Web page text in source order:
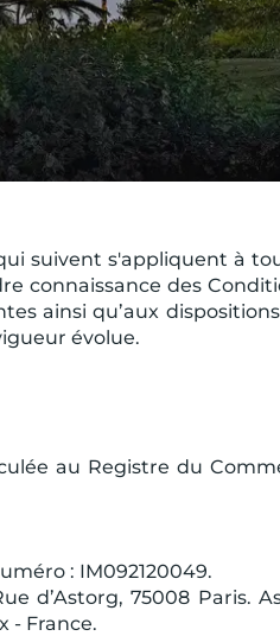
suivent s'appliquent à
connaissance des
ainsi qu’aux
évolue.
au Registre du
: IM092120049.
d’Astorg, 75008 Paris.
- France.